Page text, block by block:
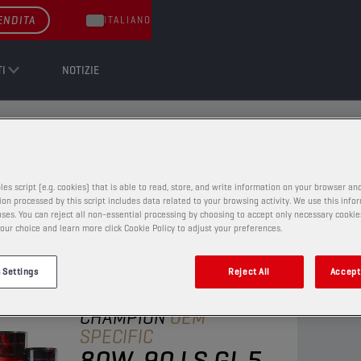
NOTIZIE
ITALIANO
MANUALE E ASSALE POSTERIORE
MANUALE E ASSALE
OLI PER TRASMISSIONE MANUALE E
ASSALE POSTERIORE
CHAMPIONOEM
SPECIFIC
script (e.g. cookies) that is able to read, store, and write information on your browser
processed by this script includes data related to your browsing activity. We use this
You can reject all non-essential processing by choosing to accept only necessary
choice and learn more click Cookie Policy to adjust your preferences.
Settings Reject All